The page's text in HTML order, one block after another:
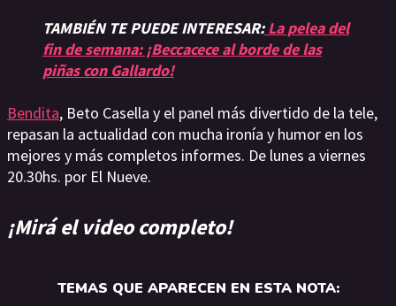
TAMBIÉN TE PUEDE INTERESAR:La pelea del
fin de semana: ¡Beccacece al borde de las
piñas con Gallardo!
Bendita, Beto Casella y el panel más divertido de la tele,
repasan la actualidad con mucha ironía y humor en los
mejores y más completos informes. De lunes a viernes
20.30hs. por El Nueve.
¡Mirá el video completo!
TEMAS QUE APARECEN EN ESTA NOTA: